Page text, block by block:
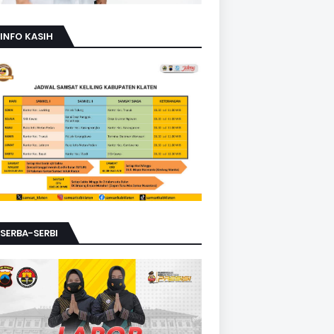
INFO KASIH
SERBA-SERBI